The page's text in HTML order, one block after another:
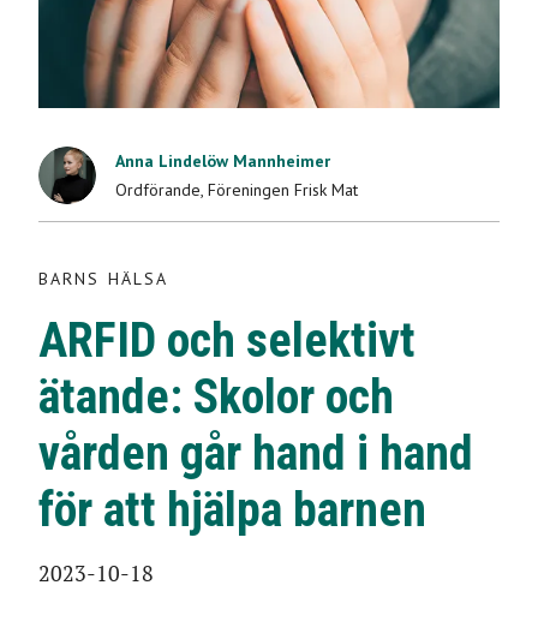
ARFID och selektivt
vården går hand i
hand för att hjälpa
barnen
Anna Lindelöw Mannheimer
Ordförande, Föreningen Frisk Mat
BARNS HÄLSA
ARFID och selektivt
ätande: Skolor och
vården går hand i hand
för att hjälpa barnen
2023-10-18